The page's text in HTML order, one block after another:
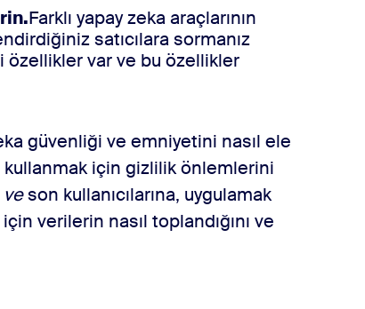
Farklı yapay zeka araçlarının
satıcılara sormanız
özellikler var ve bu özellikler
güvenliği ve emniyetini nasıl ele
kullanmak için gizlilik önlemlerini
veson kullanıcılarına, uygulamak
verilerin nasıl toplandığını ve